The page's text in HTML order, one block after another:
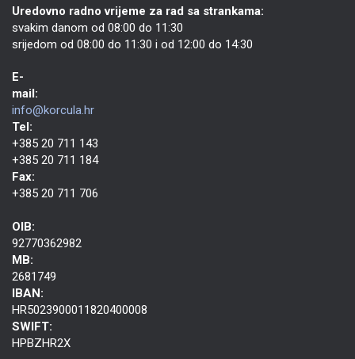
Uredovno radno vrijeme za rad sa strankama:
svakim danom od 08:00 do 11:30
srijedom od 08:00 do 11:30 i od 12:00 do 14:30
E-
mail:
info@korcula.hr
Tel:
+385 20 711 143
+385 20 711 184
Fax:
+385 20 711 706
OIB:
92770362982
MB:
2681749
IBAN:
HR5023900011820400008
SWIFT:
HPBZHR2X